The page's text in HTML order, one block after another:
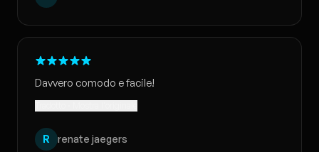
Davvero comodo e facile!
R renate jaegers